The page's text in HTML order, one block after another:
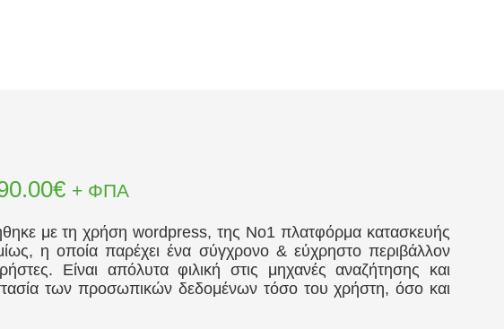
€ + ΦΠΑ
με τη χρήση wordpress, της Νο1 πλατφόρμα κατασκευής
η οποία παρέχει ένα σύγχρονο & εύχρηστο περιβάλλον
Είναι απόλυτα φιλική στις μηχανές αναζήτησης και
των προσωπικών δεδομένων τόσο του χρήστη, όσο και